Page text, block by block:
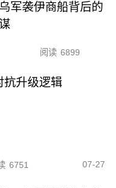
军袭伊商船背后的
阅读 6899
抗升级逻辑
6751 07-27